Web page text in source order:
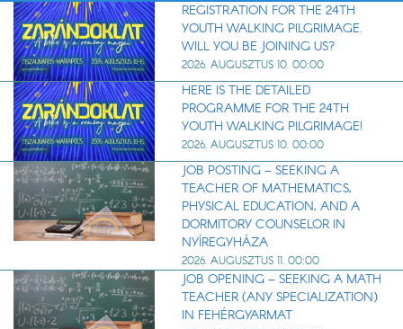
REGISTRATION FOR THE 24TH
YOUTH WALKING PILGRIMAGE.
WILL YOU BE JOINING US?
2026. AUGUSZTUS 10. 00:00
HERE IS THE DETAILED
PROGRAMME FOR THE 24TH
YOUTH WALKING PILGRIMAGE!
2026. AUGUSZTUS 10. 00:00
JOB POSTING – SEEKING A
TEACHER OF MATHEMATICS,
PHYSICAL EDUCATION, AND A
DORMITORY COUNSELOR IN
NYÍREGYHÁZA
2026. AUGUSZTUS 11. 00:00
JOB OPENING – SEEKING A MATH
TEACHER (ANY SPECIALIZATION)
IN FEHÉRGYARMAT